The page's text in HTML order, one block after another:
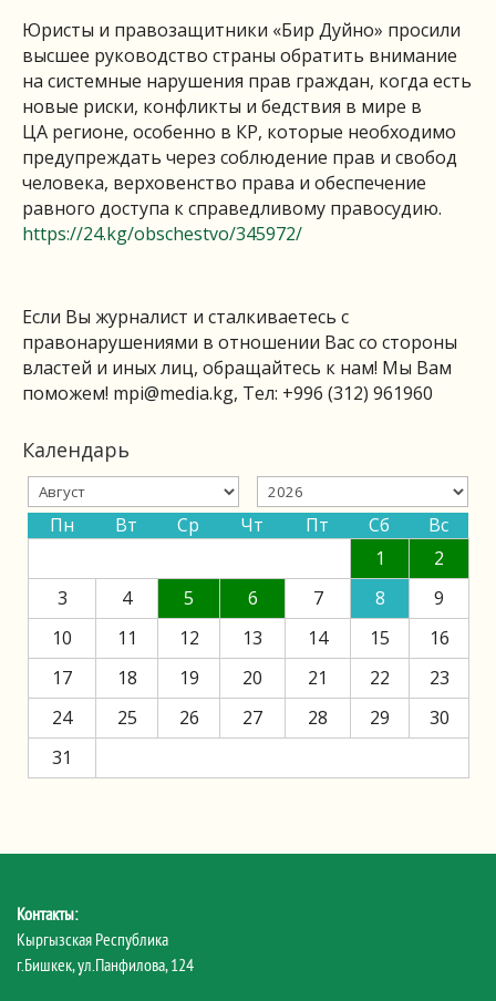
Юристы и правозащитники «Бир Дуйно» просили
высшее руководство страны обратить внимание
на системные нарушения прав граждан, когда есть
новые риски, конфликты и бедствия в мире в
ЦА регионе, особенно в КР, которые необходимо
предупреждать через соблюдение прав и свобод
человека, верховенство права и обеспечение
равного доступа к справедливому правосудию.
https://24.kg/obschestvo/345972/
Если Вы журналист и сталкиваетесь с
правонарушениями в отношении Вас со стороны
властей и иных лиц, обращайтесь к нам! Мы Вам
поможем! mpi@media.kg, Тел: +996 (312) 961960
Календарь
Пн Вт Ср Чт Пт Сб
Вс
1
2
3
4 5 6 7 8
9
10
11 12 13 14 15
16
17
18 19 20 21 22
23
24
25 26 27 28 29
30
31
Контакты:
Кыргызская Республика
г.Бишкек, ул.Панфилова, 124